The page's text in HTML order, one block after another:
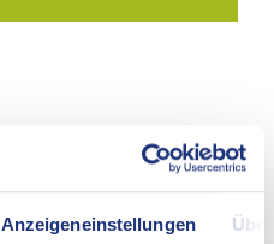
Anzeigeneinstellungen